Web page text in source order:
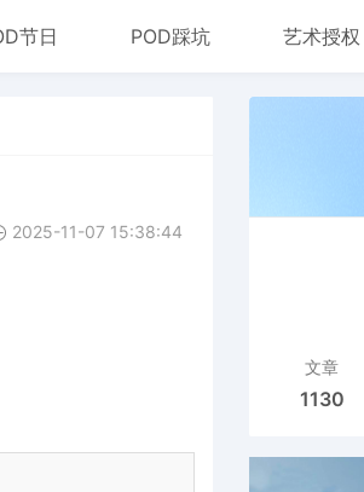
节日 POD踩坑 艺术授权
2025-11-07 15:38:44
文章
1130